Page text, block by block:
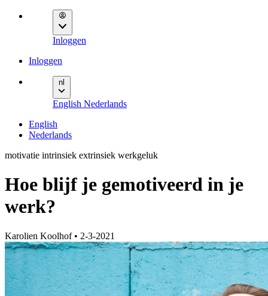
Inloggen
Inloggen
nl
English Nederlands
English
Nederlands
motivatie intrinsiek extrinsiek werkgeluk
Hoe blijf je gemotiveerd in je
werk?
Karolien Koolhof • 2-3-2021